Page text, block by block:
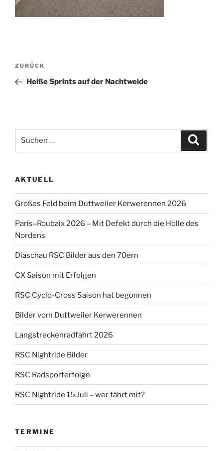
Beitragsnavigation
Vorheriger
Beitrag
ZURÜCK
Heiße Sprints auf der Nachtweide
nach:
AKTUELL
Großes Feld beim Duttweiler Kerwerennen 2026
Paris–Roubaix 2026 – Mit Defekt durch die Hölle des
Nordens
Diaschau RSC Bilder aus den 70ern
CX Saison mit Erfolgen
RSC Cyclo-Cross Saison hat begonnen
Bilder vom Duttweiler Kerwerennen
Langstreckenradfahrt 2026
RSC Nightride Bilder
RSC Radsporterfolge
RSC Nightride 15.Juli – wer fährt mit?
TERMINE